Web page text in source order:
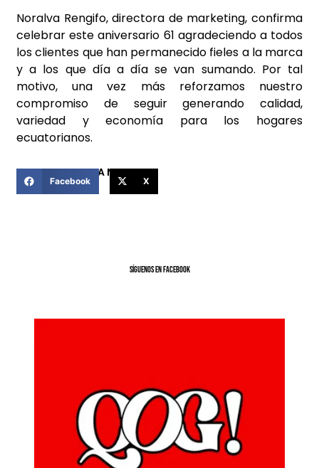
Noralva Rengifo, directora de marketing, confirma
celebrar este aniversario 61 agradeciendo a todos
los clientes que han permanecido fieles a la marca
y a los que día a día se van sumando. Por tal
motivo, una vez más reforzamos nuestro
compromiso de seguir generando calidad,
variedad y economía para los hogares
ecuatorianos.
COMPARTIR ESTA NOTICIA
Facebook X
SíGUENOS EN FACEBOOK